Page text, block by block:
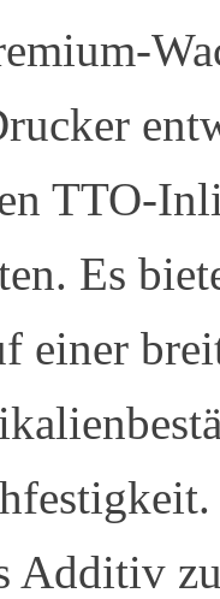
TTO-
Es
einer
Additiv